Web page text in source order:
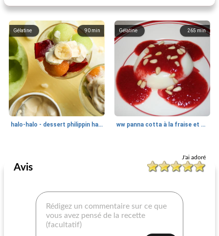
90 min
Gélatine
halo-halo - dessert philippin hawaïen
265 min
Gélatine
ww panna cotta à la fraise et aux pignons
J'ai adoré
Avis